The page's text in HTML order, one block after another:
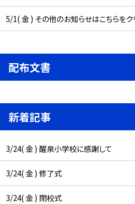
5/1( 金 ) その他のお知らせはこちらをク
配布文書
新着記事
3/24( 金 ) 醒泉小学校に感謝して
3/24( 金 ) 修了式
3/24( 金 ) 閉校式